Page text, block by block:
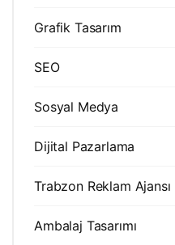
Grafik Tasarım
SEO
Sosyal Medya
Dijital Pazarlama
Trabzon Reklam Ajansı
Ambalaj Tasarımı